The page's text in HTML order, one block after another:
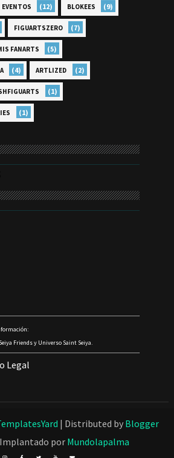
EVENTOS (12) BLOKEES (9)
FIGUARTSZERO (7)
FANARTS (5)
(4) ARTLIZED (2)
(1)
(1)
Friends y Universo Saint Seiya.
Legal
| Distributed by Blogger
por Mundolapalma